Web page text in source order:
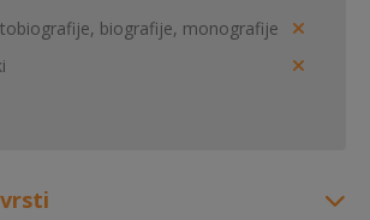
biografije, monografije